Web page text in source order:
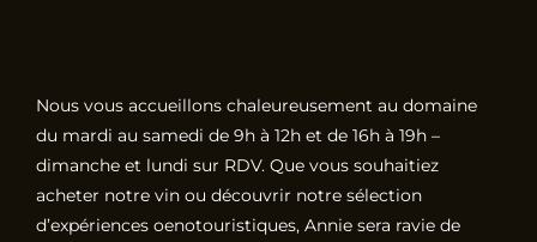
Nous vous accueillons chaleureusement au domaine
du mardi au samedi de 9h à 12h et de 16h à 19h –
dimanche et lundi sur RDV. Que vous souhaitiez
acheter notre vin ou découvrir notre sélection
d’expériences oenotouristiques, Annie sera ravie de